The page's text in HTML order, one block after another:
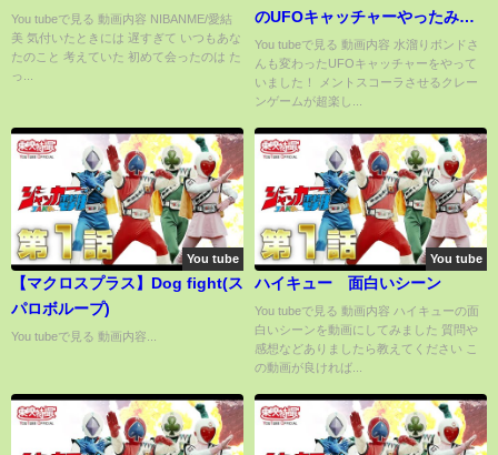
You tubeで見る 動画内容 NIBANME/愛結
美 気付いたときには 遅すぎて いつもあな
たのこと 考えていた 初めて会ったのは た
っ...
のUFOキャッチャーやったみ
た！
You tubeで見る 動画内容 水溜りボンドさ
んも変わったUFOキャッチャーをやって
いました！ メントスコーラさせるクレー
ンゲームが超楽し...
You tube
【マクロスプラス】Dog fight(ス
パロボループ)
You tubeで見る 動画内容...
You tube
ハイキュー 面白いシーン
You tubeで見る 動画内容 ハイキューの面
白いシーンを動画にしてみました 質問や
感想などありましたら教えてください こ
の動画が良ければ...